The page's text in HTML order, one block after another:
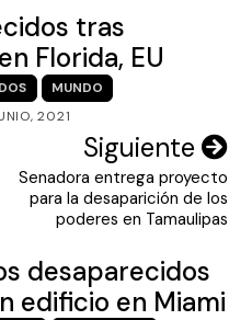
tras
Florida, EU
MUNDO
2021
Siguiente
Senadora entrega proyecto
para la desaparición de los
poderes en Tamaulipas
desaparecidos
edificio en Miami